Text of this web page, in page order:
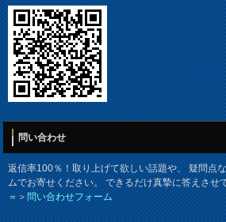
問い合わせ
返信率100％！取り上げて欲しい話題や、 疑問点
ムでお寄せください。 できるだけ真摯に答えさせ
＝＞問い合わせフォーム